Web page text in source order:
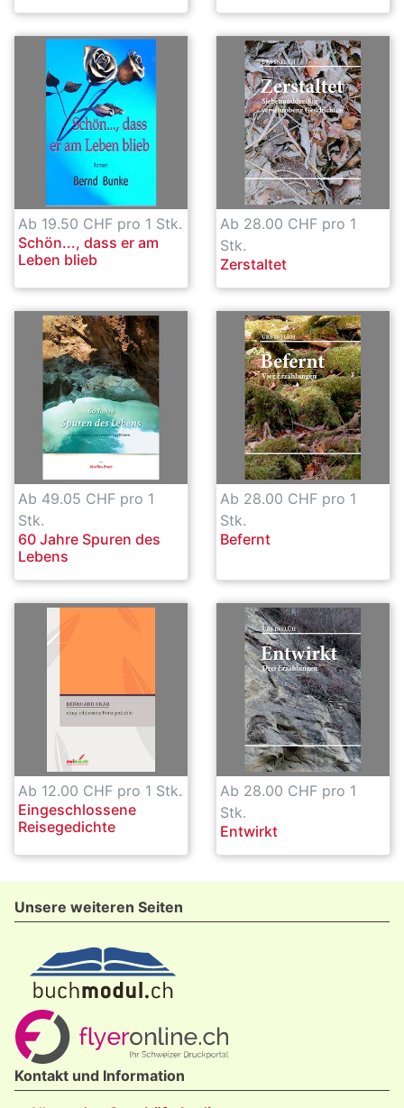
Ab 19.50 CHF pro 1 Stk.
Schön..., dass er am
Leben blieb
Ab 28.00 CHF pro 1
Stk.
Zerstaltet
Ab 49.05 CHF pro 1
Stk.
60 Jahre Spuren des
Lebens
Ab 28.00 CHF pro 1
Stk.
Befernt
Ab 12.00 CHF pro 1 Stk.
Eingeschlossene
Reisegedichte
Ab 28.00 CHF pro 1
Stk.
Entwirkt
Unsere weiteren Seiten
Kontakt und Information